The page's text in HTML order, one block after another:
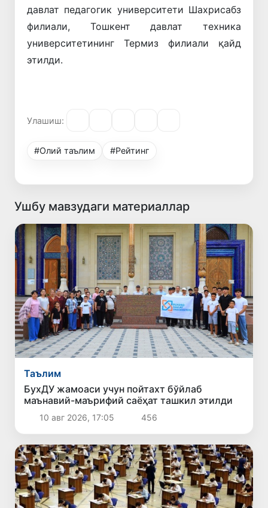
давлат педагогик университети Шахрисабз
филиали, Тошкент давлат техника
университетининг Термиз филиали қайд
этилди.
Улашиш:
#Олий таълим #Рейтинг
Ушбу мавзудаги материаллар
Таълим
БухДУ жамоаси учун пойтахт бўйлаб
маънавий-маърифий саёҳат ташкил этилди
10 авг 2026, 17:05 456